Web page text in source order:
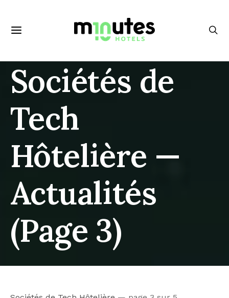
Sociétés de
Tech
Hôtelière —
Actualités
(Page 3)